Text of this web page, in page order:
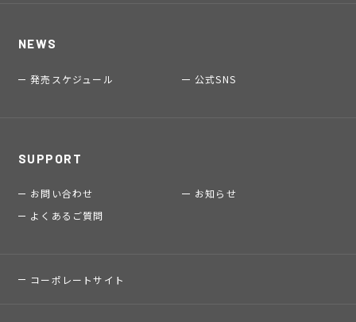
NEWS
発売スケジュール 公式SNS
SUPPORT
お問い合わせ
お知らせ
よくあるご質問
コーポレートサイト